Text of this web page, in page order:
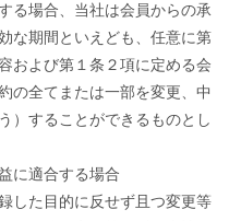
る場合、当社は会員からの承
な期間といえども、任意に第
および第１条２項に定める会
の全てまたは一部を変更、中
）することができるものとし
に適合する場合
した目的に反せず且つ変更等